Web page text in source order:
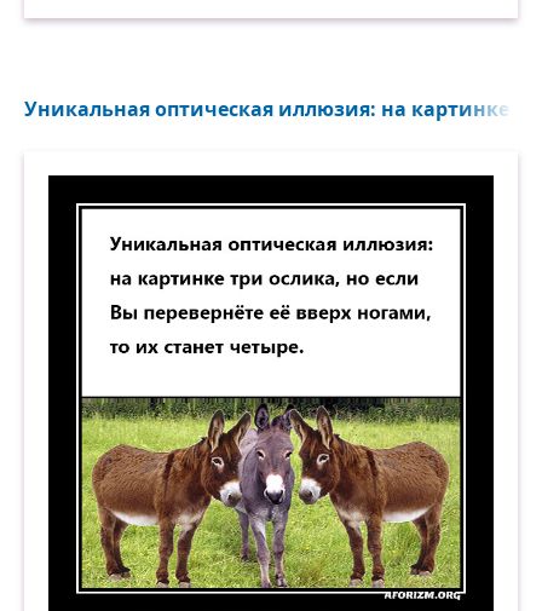
Уникальная оптическая иллюзия: на картинке